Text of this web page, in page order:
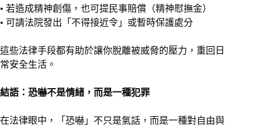
• 若造成精神創傷，也可提民事賠償（精神慰撫金）
• 可請法院發出「不得接近令」或暫時保護處分
這些法律手段都有助於讓你脫離被威脅的壓力，重回日
常安全生活。
結語：恐嚇不是情緒，而是一種犯罪
在法律眼中，「恐嚇」不只是氣話，而是一種對自由與